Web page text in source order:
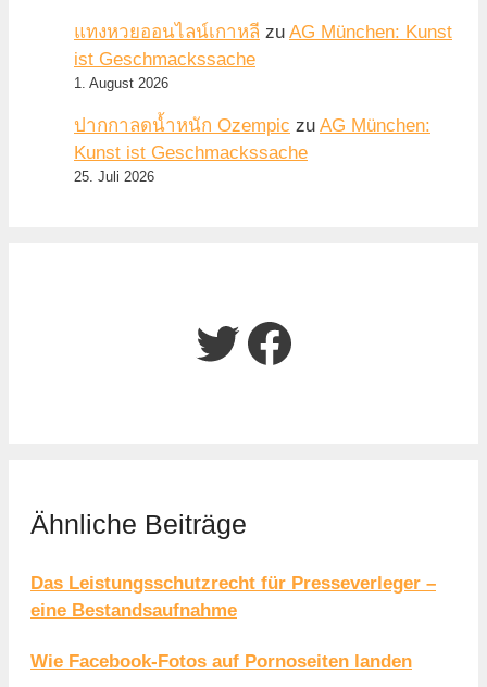
แทงหวยออนไลน์เกาหลี zu AG München: Kunst
ist Geschmackssache
1. August 2026
ปากกาลดน้ำหนัก Ozempic zu AG München:
Kunst ist Geschmackssache
25. Juli 2026
Twitter
Facebook
Ähnliche Beiträge
Das Leistungsschutzrecht für Presseverleger –
eine Bestandsaufnahme
Wie Facebook-Fotos auf Pornoseiten landen